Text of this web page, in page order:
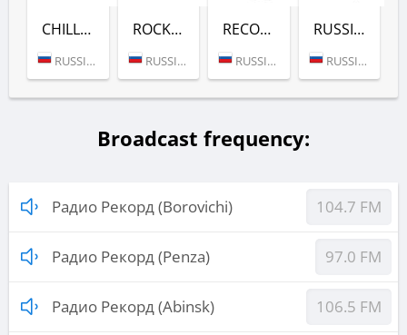
CHILL-OUT (РАДИО РЕКОРД)
RUSSIA (MOSCOW)
ROCK (РАДИО РЕКОРД)
RUSSIA (MOSCOW)
RECORD DEEP (РАДИО РЕКОРД)
RUSSIA (MOSCOW)
RUSSIAN MIX (РАДИО РЕКОРД)
RUSSIA (MOSCOW)
Broadcast frequency:
Радио Рекорд (Borovichi) 104.7 FM
Радио Рекорд (Penza) 97.0 FM
Радио Рекорд (Abinsk) 106.5 FM